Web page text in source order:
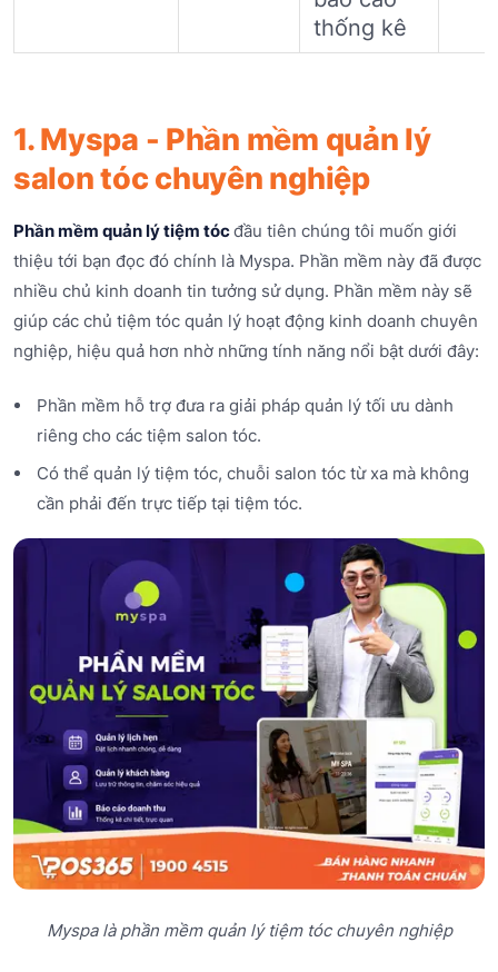
thống kê
1. Myspa - Phần mềm quản lý
salon tóc chuyên nghiệp
Phần mềm quản lý tiệm tócđầu tiên chúng tôi muốn giới
thiệu tới bạn đọc đó chính là Myspa. Phần mềm này đã được
nhiều chủ kinh doanh tin tưởng sử dụng. Phần mềm này sẽ
giúp các chủ tiệm tóc quản lý hoạt động kinh doanh chuyên
nghiệp, hiệu quả hơn nhờ những tính năng nổi bật dưới đây:
Phần mềm hỗ trợ đưa ra giải pháp quản lý tối ưu dành
riêng cho các tiệm salon tóc.
Có thể quản lý tiệm tóc, chuỗi salon tóc từ xa mà không
cần phải đến trực tiếp tại tiệm tóc.
Myspa là phần mềm quản lý tiệm tóc chuyên nghiệp